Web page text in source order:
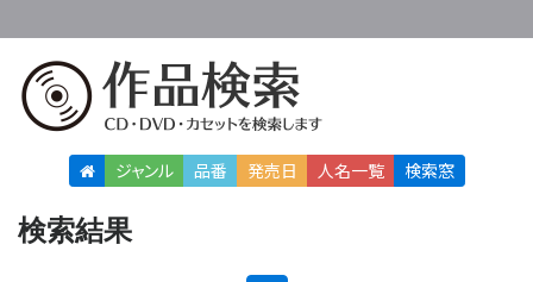
ジャンル 品番 発売日 人名一覧 検索窓
検索結果